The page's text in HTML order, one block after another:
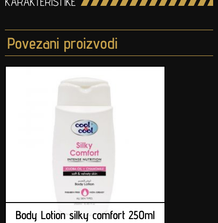
Povezani proizvodi
Body Lotion silky comfort 250ml